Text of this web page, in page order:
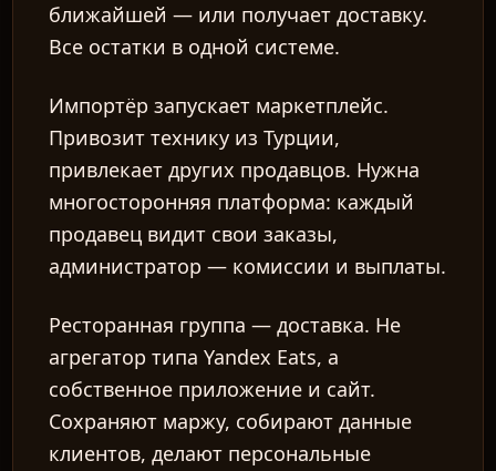
ближайшей — или получает доставку.
Все остатки в одной системе.
Импортёр запускает маркетплейс.
Привозит технику из Турции,
привлекает других продавцов. Нужна
многосторонняя платформа: каждый
продавец видит свои заказы,
администратор — комиссии и выплаты.
Ресторанная группа — доставка. Не
агрегатор типа Yandex Eats, а
собственное приложение и сайт.
Сохраняют маржу, собирают данные
клиентов, делают персональные